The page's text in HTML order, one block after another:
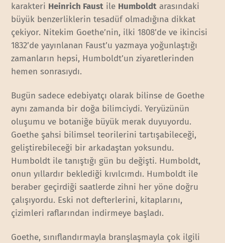
karakteri Heinrich Faust ile Humboldt arasındaki
büyük benzerliklerin tesadüf olmadığına dikkat
çekiyor. Nitekim Goethe’nin, ilki 1808’de ve ikincisi
1832’de yayınlanan Faust’u yazmaya yoğunlaştığı
zamanların hepsi, Humboldt’un ziyaretlerinden
hemen sonrasıydı.
Bugün sadece edebiyatçı olarak bilinse de Goethe
aynı zamanda bir doğa bilimciydi. Yeryüzünün
oluşumu ve botaniğe büyük merak duyuyordu.
Goethe şahsi bilimsel teorilerini tartışabileceği,
geliştirebileceği bir arkadaştan yoksundu.
Humboldt ile tanıştığı gün bu değişti. Humboldt,
onun yıllardır beklediği kıvılcımdı. Humboldt ile
beraber geçirdiği saatlerde zihni her yöne doğru
çalışıyordu. Eski not defterlerini, kitaplarını,
çizimleri raflarından indirmeye başladı.
Goethe, sınıflandırmayla branşlaşmayla çok ilgili